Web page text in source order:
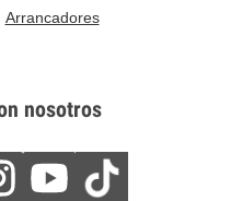
Arrancadores
nosotros